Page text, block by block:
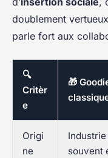
doublement
parle fort aux
🔍
Critèr
e
🎁
Origi
ne
souvent